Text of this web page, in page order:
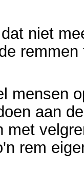
niet
mensen
aan
met
rem